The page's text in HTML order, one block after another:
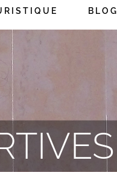
BLOG